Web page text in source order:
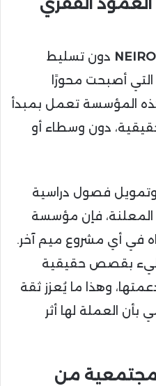
دون تسليط
أصبحت محورًا
المؤسسة تعمل بمبدأ
حقيقية، دون وسطاء أو
وتمويل فصول دراسية
المعلنة، فإن مؤسسة
في أي مشروع ميم آخر.
بقصص حقيقية
وهذا ما يُعزز ثقة
بأن العملة لها أثر
من